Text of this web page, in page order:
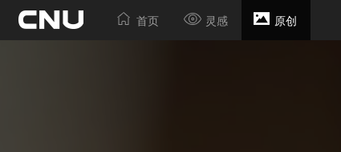
首页 灵感 原创